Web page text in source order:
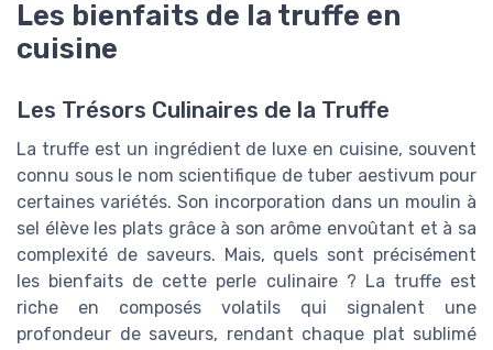
Les bienfaits de la truffe en
cuisine
Les Trésors Culinaires de la Truffe
La truffe est un ingrédient de luxe en cuisine, souvent
connu sous le nom scientifique de tuber aestivum pour
certaines variétés. Son incorporation dans un moulin à
sel élève les plats grâce à son arôme envoûtant et à sa
complexité de saveurs. Mais, quels sont précisément
les bienfaits de cette perle culinaire ? La truffe est
riche en composés volatils qui signalent une
profondeur de saveurs, rendant chaque plat sublimé